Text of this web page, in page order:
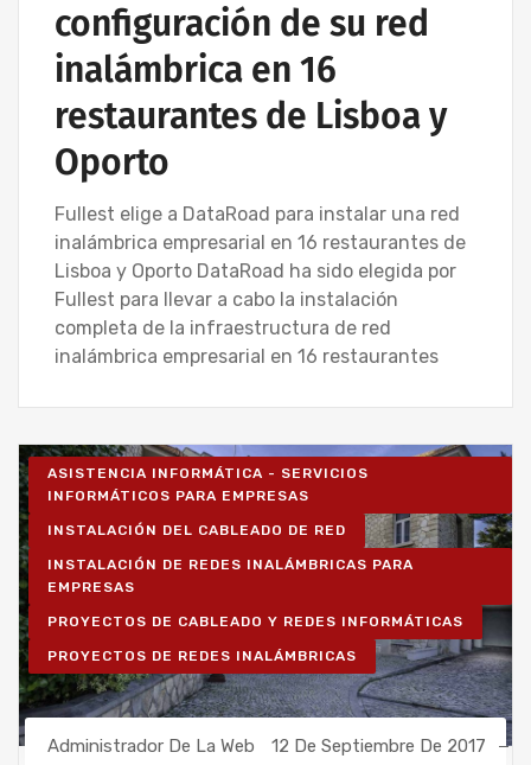
configuración de su red
inalámbrica en 16
restaurantes de Lisboa y
Oporto
Fullest elige a DataRoad para instalar una red
inalámbrica empresarial en 16 restaurantes de
Lisboa y Oporto DataRoad ha sido elegida por
Fullest para llevar a cabo la instalación
completa de la infraestructura de red
inalámbrica empresarial en 16 restaurantes
ASISTENCIA INFORMÁTICA - SERVICIOS
INFORMÁTICOS PARA EMPRESAS
INSTALACIÓN DEL CABLEADO DE RED
INSTALACIÓN DE REDES INALÁMBRICAS PARA
EMPRESAS
PROYECTOS DE CABLEADO Y REDES INFORMÁTICAS
PROYECTOS DE REDES INALÁMBRICAS
Administrador De La Web 12 De Septiembre De 2017